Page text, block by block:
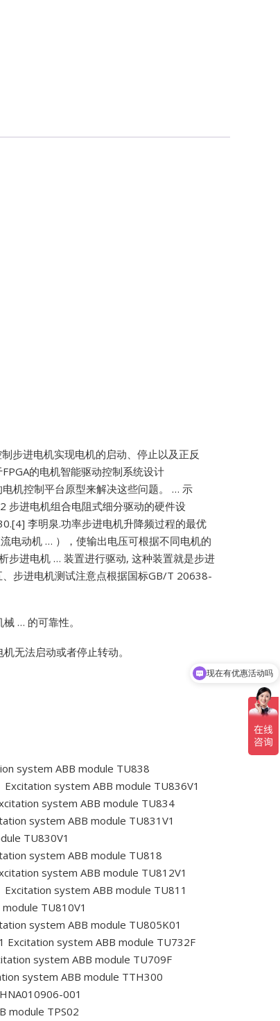
步进电机实现电机的启动、停止以及正反
的电机智能驱动控制系统设计
机控制平台原型来解决这些问题。 … 示
步进电机组合电阻式细分驱动的硬件设
李明泉.功率步进电机升降频过程的最优
电动机 … ），使输出电压可根据不同电机的
步进电机 … 装置进行驱动, 这种装置就是步进
步进电机测试注意点根据国标GB/T 20638-
… 的可靠性。
无法启动或者停止转动。
system ABB module TU838
Excitation system ABB module TU836V1
system ABB module TU834
system ABB module TU831V1
TU830V1
system ABB module TU818
system ABB module TU812V1
Excitation system ABB module TU811
TU810V1
system ABB module TU805K01
Excitation system ABB module TU732F
system ABB module TU709F
system ABB module TTH300
001
module TPS02
现在有优惠活动吗